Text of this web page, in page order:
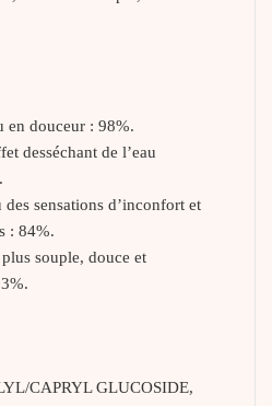
en douceur : 98%.
desséchant de l’eau
des sensations d’inconfort et
: 84%.
souple, douce et
CAPRYL GLUCOSIDE,